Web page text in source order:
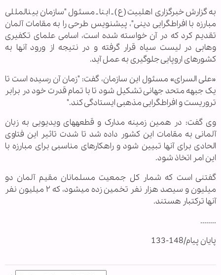
به گزارش خبرگزاری اهل‏بیت(ع) ـ ابنا ـ مسئول "سازمان بین‏المللی
مبارزه با افراط‏گرایی دینی"، پیش‏نویس طرحی را به مقامات آلمان
تقدیم کرد که در آن خواسته شده است، اسامی علمای تکفیری
وهابی در لیست سیاه قرار گرفته و در نتیجه از ورود آن‏ها به
کشورهای اروپایی جلوگیری به عمل آید.
«علی السرای» مسئول این سازمان، گفت: "زمان آن رسیده است تا
یک جبهه متحد جهانی تشکیل شود تا با تمام قدرت خود در برابر
تروریست و افراط‏گرایی مذهبی ایستادگی کند."
وی گفت: در همین زمینه مدارک و قطعه‏های ویدیویی به زبان
آلمانی به مقامات این کشور داده شد تا شدت تاثیر این فتاوی
الحادی برای آن‏ها تبیین شود و راهکارهای مناسبی برای مبارزه با
این امر اتخاذ شود.
گفتنی است که شمار كل جمعيت مسلمانان مقيم آلمان دو
میلیون و سیصد هزار نفر تخمين زده ميشود، كه ۲ ميليون نفر
آنها ترك‏تبار هستند.
........
پایان پیام/148-133